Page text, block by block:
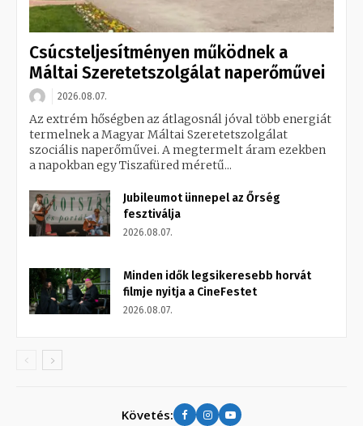
Csúcsteljesítményen működnek a
Máltai Szeretetszolgálat naperőművei
2026.08.07.
Az extrém hőségben az átlagosnál jóval több energiát
termelnek a Magyar Máltai Szeretetszolgálat
szociális naperőművei. A megtermelt áram ezekben
a napokban egy Tiszafüred méretű...
Jubileumot ünnepel az Őrség
fesztiválja
2026.08.07.
Minden idők legsikeresebb horvát
filmje nyitja a CineFestet
2026.08.07.
Követés: